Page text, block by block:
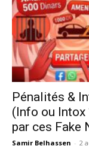
Pénalités &
(Info ou
par ces Fake
Samir Belhassen - 2